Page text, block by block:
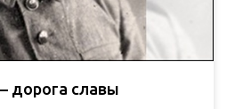
дорога славы